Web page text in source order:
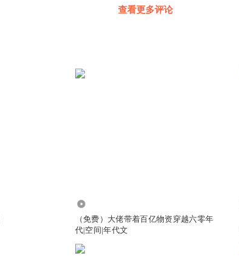
查看更多评论
（免费）大佬带着百亿物资穿越六零年
代|空间|年代文